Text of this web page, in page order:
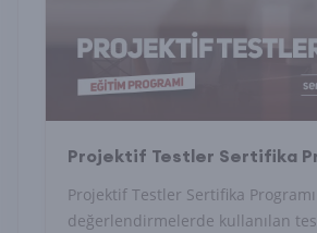
Projektif Testler Sertifika
Projektif Testler Sertifika
değerlendirmelerde kullanılan